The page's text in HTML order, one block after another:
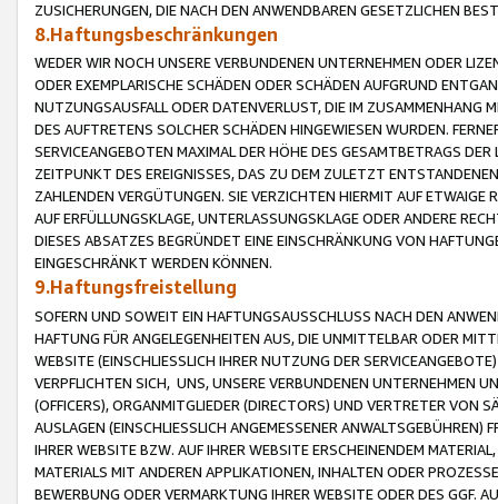
ZUSICHERUNGEN, DIE NACH DEN ANWENDBAREN GESETZLICHEN
8.Haftungsbeschränkungen
WEDER WIR NOCH UNSERE VERBUNDENEN UNTERNEHMEN ODER
ODER EXEMPLARISCHE SCHÄDEN ODER SCHÄDEN AUFGRUND
NUTZUNGSAUSFALL ODER DATENVERLUST, DIE IM ZUSAMMENHANG
DES AUFTRETENS SOLCHER SCHÄDEN HINGEWIESEN WURDEN.
SERVICEANGEBOTEN MAXIMAL DER HÖHE DES GESAMTBETRAGS
ZEITPUNKT DES EREIGNISSES, DAS ZU DEM ZULETZT
ZAHLENDEN VERGÜTUNGEN. SIE VERZICHTEN HIERMIT AUF
AUF ERFÜLLUNGSKLAGE, UNTERLASSUNGSKLAGE ODER ANDERE
DIESES ABSATZES BEGRÜNDET EINE EINSCHRÄNKUNG VON
EINGESCHRÄNKT WERDEN KÖNNEN.
9.Haftungsfreistellung
SOFERN UND SOWEIT EIN HAFTUNGSAUSSCHLUSS NACH DEN
HAFTUNG FÜR ANGELEGENHEITEN AUS, DIE UNMITTELBAR ODER
WEBSITE (EINSCHLIESSLICH IHRER NUTZUNG DER
VERPFLICHTEN SICH, UNS, UNSERE VERBUNDENEN UNTERNEHMEN
(OFFICERS), ORGANMITGLIEDER (DIRECTORS) UND VERTRETER VON
AUSLAGEN (EINSCHLIESSLICH ANGEMESSENER
IHRER WEBSITE BZW. AUF IHRER WEBSITE ERSCHEINENDEM
MATERIALS MIT ANDEREN APPLIKATIONEN, INHALTEN ODER
BEWERBUNG ODER VERMARKTUNG IHRER WEBSITE ODER DES GGF.